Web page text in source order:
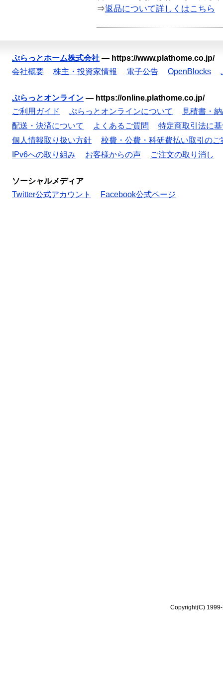
⇒返品について詳しくはこちら
ぷらっとホーム株式会社 — https://www.plathome.co.jp/
会社概要
株主・投資家情報 電子公告 OpenBlocks
ぷらっとオンライン — https://online.plathome.co.jp/
ご利用ガイド
ぷらっとオンラインについて
見積書・
配送・決済について
よくあるご質問
特定商取引法に
個人情報取り扱い方針
校費・公費・科研費払い取引のご
IPv6への取り組み
お客様からの声 ご注文の取り消し
ソーシャルメディア
Twitter公式アカウント
Facebook公式ページ
Copyright(C)